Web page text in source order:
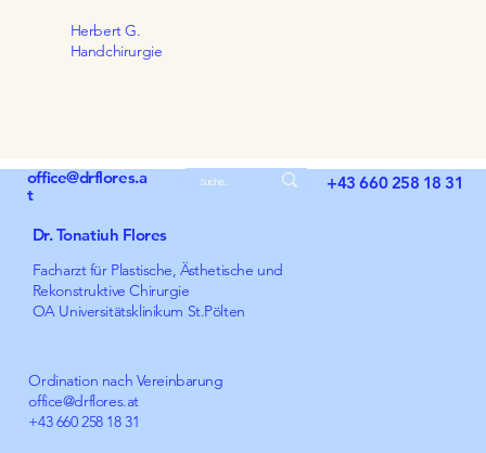
Herbert G.
Handchirurgie
office@drflores.a
t
+43 660 258 18 31
Dr. Tonatiuh Flores
Facharzt für Plastische, Ästhetische und
Rekonstruktive Chirurgie
OA Universitätsklinikum St.Pölten
Ordination nach Vereinbarung
office@drflores.at
+43 660 258 18 31